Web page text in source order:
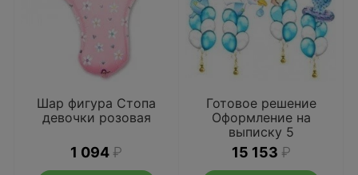
Шар фигура Стопа
девочки розовая
1 094 ₽
Готовое решение
Оформление на
выписку 5
15 153 ₽